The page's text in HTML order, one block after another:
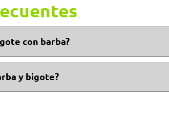
con barba?
corto o de la misma altura que la barba,
y bigote?